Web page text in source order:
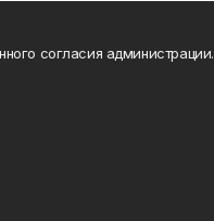
согласия администрации.